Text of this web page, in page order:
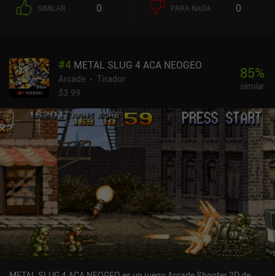
SIMILAR 0 PARA NADA 0
#4 METAL SLUG 4 ACA NEOGEO
Arcade
Tirador
$3.99
85%
similar